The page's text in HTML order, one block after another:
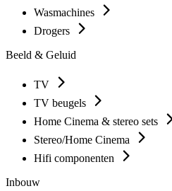
Wasmachines
Drogers
Beeld & Geluid
TV
TV beugels
Home Cinema & stereo sets
Stereo/Home Cinema
Hifi componenten
Inbouw